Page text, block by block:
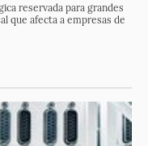
reservada para grandes
que afecta a empresas de